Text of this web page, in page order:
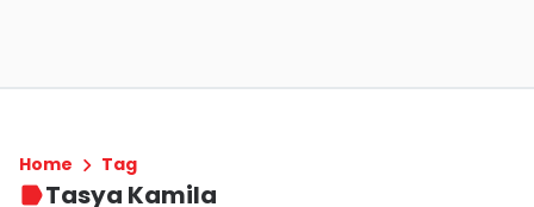
Home Tag
Tasya Kamila